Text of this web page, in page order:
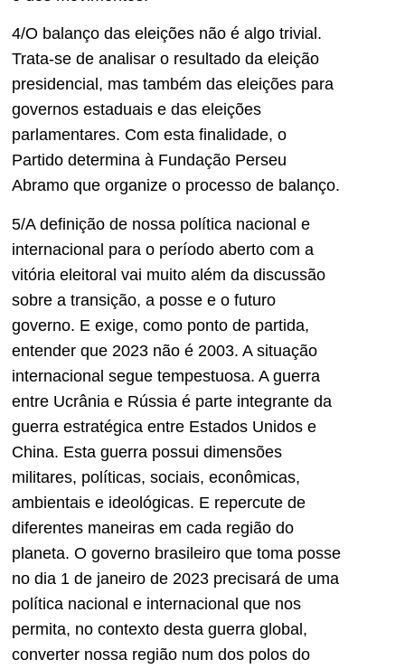
4/O balanço das eleições não é algo trivial.
Trata-se de analisar o resultado da eleição
presidencial, mas também das eleições para
governos estaduais e das eleições
parlamentares. Com esta finalidade, o
Partido determina à Fundação Perseu
Abramo que organize o processo de balanço.
5/A definição de nossa política nacional e
internacional para o período aberto com a
vitória eleitoral vai muito além da discussão
sobre a transição, a posse e o futuro
governo. E exige, como ponto de partida,
entender que 2023 não é 2003. A situação
internacional segue tempestuosa. A guerra
entre Ucrânia e Rússia é parte integrante da
guerra estratégica entre Estados Unidos e
China. Esta guerra possui dimensões
militares, políticas, sociais, econômicas,
ambientais e ideológicas. E repercute de
diferentes maneiras em cada região do
planeta. O governo brasileiro que toma posse
no dia 1 de janeiro de 2023 precisará de uma
política nacional e internacional que nos
permita, no contexto desta guerra global,
converter nossa região num dos polos do